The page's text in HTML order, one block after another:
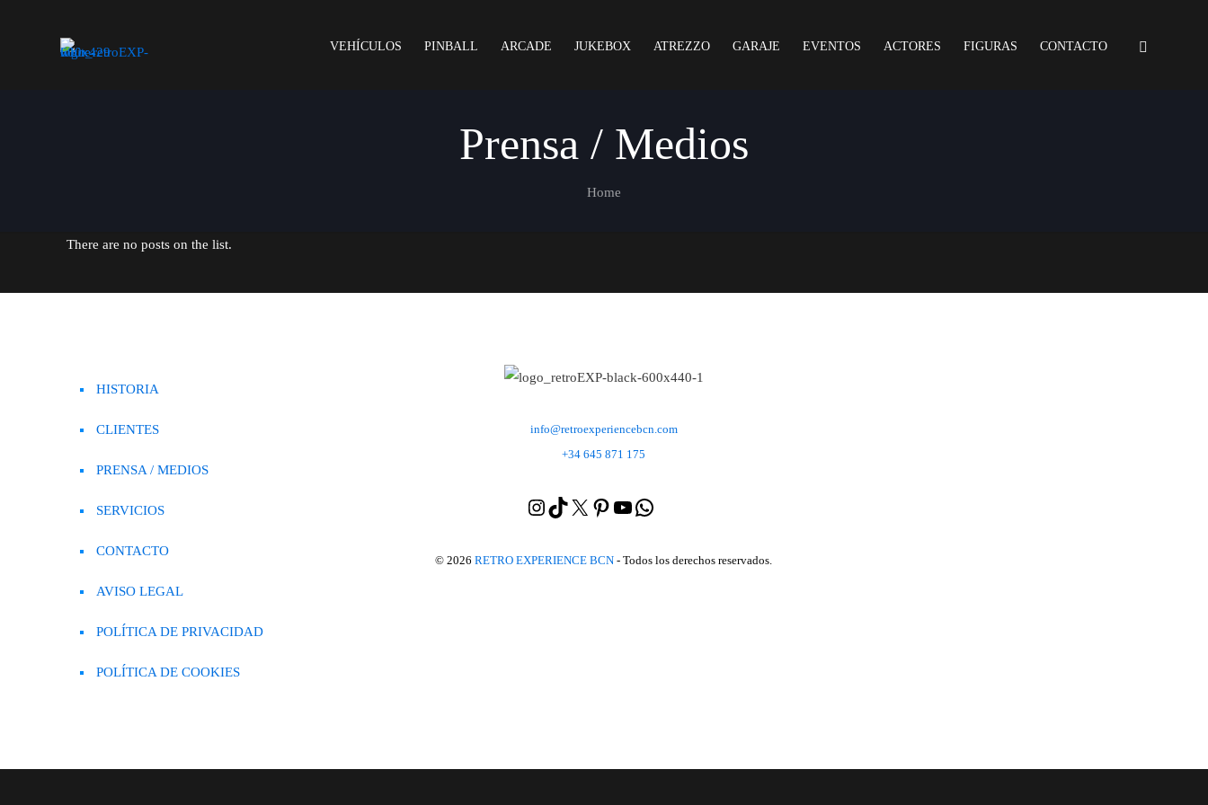
VEHÍCULOS PINBALL ARCADE JUKEBOX ATREZZO GARAJE EVENTOS ACTORES FIGURAS CONTACTO
Prensa / Medios
Home
There are no posts on the list.
HISTORIA
CLIENTES
PRENSA / MEDIOS
SERVICIOS
CONTACTO
AVISO LEGAL
POLÍTICA DE PRIVACIDAD
POLÍTICA DE COOKIES
info@retroexperiencebcn.com
+34 645 871 175
Instagram
TikTok
X Pinterest
YouTube
WhatsApp
© 2026RETRO EXPERIENCE BCN - Todos los derechos reservados.